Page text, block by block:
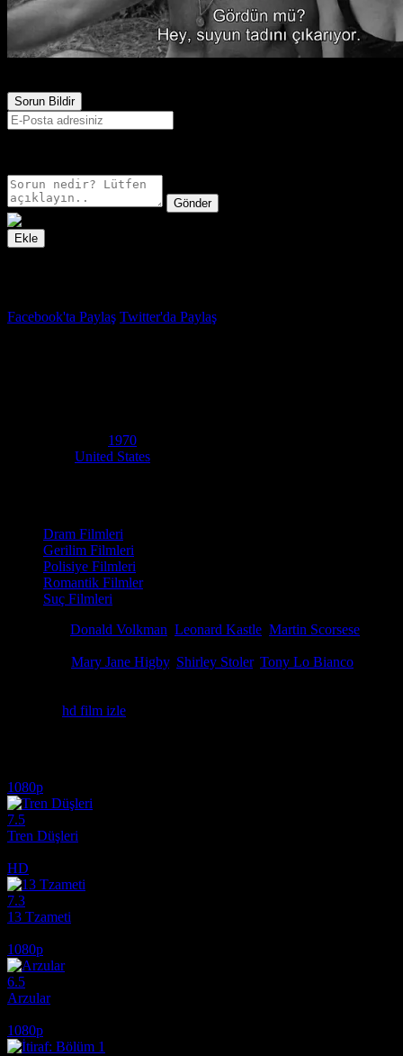
Sorun Bildir
Gönder
Ekle
Facebook'ta Paylaş Twitter'da Paylaş
1970
United States
Dram Filmleri
Gerilim Filmleri
Polisiye Filmleri
Romantik Filmler
Suç Filmleri
Donald Volkman Leonard Kastle Martin Scorsese
Mary Jane Higby, Shirley Stoler, Tony Lo Bianco
hd film izle
1080p
7.5
Tren Düşleri
HD
7.3
13 Tzameti
1080p
6.5
Arzular
1080p